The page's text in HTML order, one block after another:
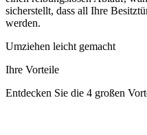
sicherstellt, dass all Ihre
werden.
Umziehen leicht gemacht
Ihre Vorteile
Entdecken Sie die 4 großen